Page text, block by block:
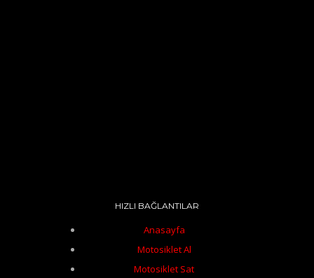
HIZLI BAĞLANTILAR
Anasayfa
Motosiklet Al
Motosiklet Sat